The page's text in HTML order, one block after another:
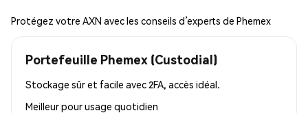
Protégez votre AXN avec les conseils d’experts de Phemex
Portefeuille Phemex (Custodial)
Stockage sûr et facile avec 2FA, accès idéal.
Meilleur pourusage quotidien